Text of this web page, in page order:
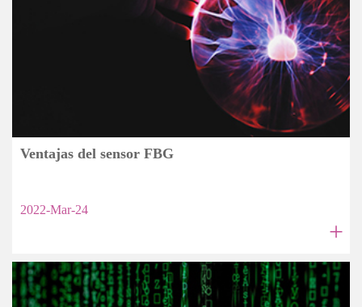
Ventajas del sensor FBG
2022-Mar-24
+